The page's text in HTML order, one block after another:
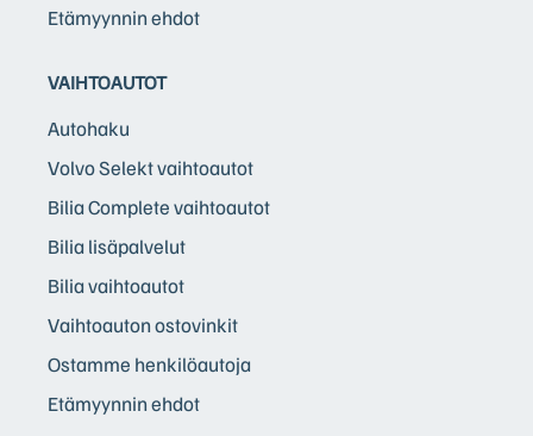
Etämyynnin ehdot
VAIHTOAUTOT
Autohaku
Volvo Selekt vaihtoautot
Bilia Complete vaihtoautot
Bilia lisäpalvelut
Bilia vaihtoautot
Vaihtoauton ostovinkit
Ostamme henkilöautoja
Etämyynnin ehdot